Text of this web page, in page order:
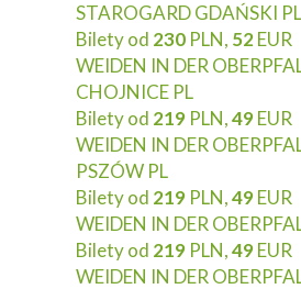
STAROGARD GDAŃSKI PL
Bilety od 230 PLN, 52EUR
WEIDEN IN DER
CHOJNICE PL
Bilety od 219 PLN,49EUR
WEIDEN IN DER
PSZÓW PL
Bilety od 219 PLN,49EUR
WEIDEN IN DER
Bilety od 219 PLN,49EUR
WEIDEN IN DER